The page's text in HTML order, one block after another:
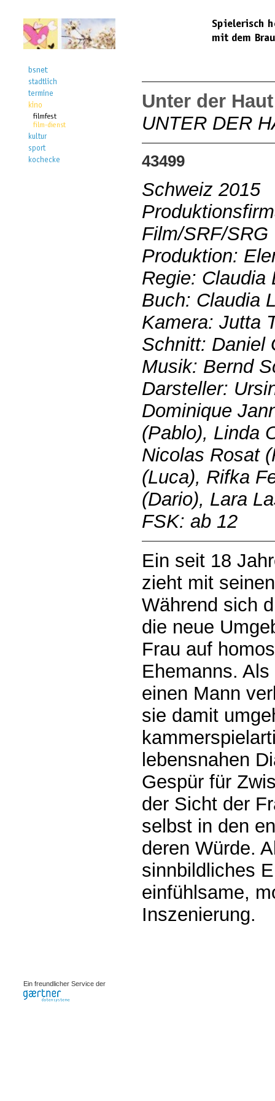
Unter der
UNTER DER
43499
Schweiz 2015
Film/SRF/SRG
Produktion:
Regie: Claudia
Buch: Claudia
Kamera: Jutta
Schnitt: Daniel
Musik: Bernd
Darsteller:
Dominique
(Pablo), Linda
Nicolas Rosat
(Luca), Rifka
(Dario), Lara
FSK: ab 12
Ein seit 18
zieht mit
Während sich
die neue
Frau auf
Ehemanns.
einen Mann
sie damit
lebensnahen
Gespür für
der Sicht der
selbst in den
deren Würde.
sinnbildliches
einfühlsame,
Inszenierung.
Ein freundlicher Service der